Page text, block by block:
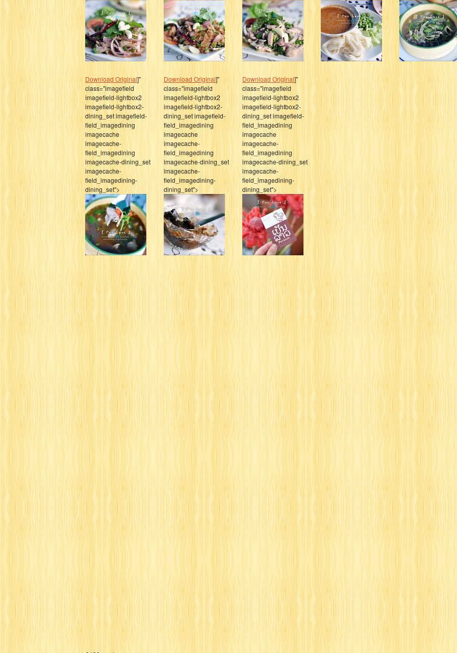
Download Original]"
class="imagefield
imagefield-lightbox2
imagefield-lightbox2-
dining_set imagefield-
field_imagedining
imagecache
imagecache-
field_imagedining
imagecache-dining_set
imagecache-
field_imagedining-
dining_set">
Download Original]"
class="imagefield
imagefield-lightbox2
imagefield-lightbox2-
dining_set imagefield-
field_imagedining
imagecache
imagecache-
field_imagedining
imagecache-dining_set
imagecache-
field_imagedining-
dining_set">
Download Original]"
class="imagefield
imagefield-lightbox2
imagefield-lightbox2-
dining_set imagefield-
field_imagedining
imagecache
imagecache-
field_imagedining
imagecache-dining_set
imagecache-
field_imagedining-
dining_set">